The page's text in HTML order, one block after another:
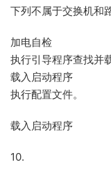
下列不属于交换机和
加电自检
执行引导程序查找并
载入启动程序
执行配置文件。
载入启动程序
10.